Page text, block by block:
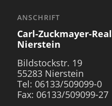
ANSCHRIFT
Carl-Zuckmayer-
Nierstein
Bildstockstr. 19
55283 Nierstein
Tel: 06133/509099-0
Fax: 06133/509099-27